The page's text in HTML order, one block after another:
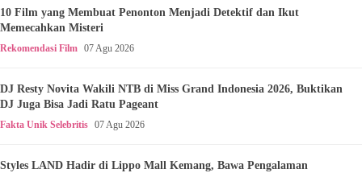
10 Film yang Membuat Penonton Menjadi Detektif dan Ikut
Memecahkan Misteri
Rekomendasi Film 07 Agu 2026
DJ Resty Novita Wakili NTB di Miss Grand Indonesia 2026, Buktikan
DJ Juga Bisa Jadi Ratu Pageant
Fakta Unik Selebritis 07 Agu 2026
Styles LAND Hadir di Lippo Mall Kemang, Bawa Pengalaman